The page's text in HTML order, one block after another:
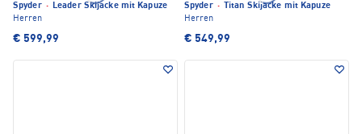
Spyder · Leader Skijacke mit Kapuze
Herren
€ 599,99
Spyder ·
Titan Skijacke mit Kapuze
Herren
€ 549,99